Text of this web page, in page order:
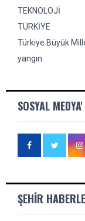
TEKNOLOJİ
TÜRKİYE
Türkiye Büyük
yangın
SOSYAL
ŞEHIR